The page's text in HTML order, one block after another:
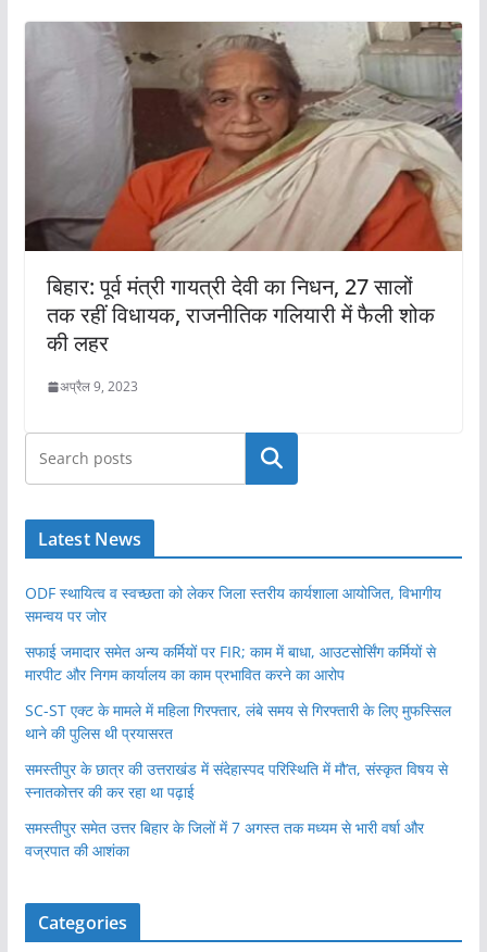
बिहार: पूर्व मंत्री गायत्री देवी का निधन, 27 सालों
तक रहीं विधायक, राजनीतिक गलियारी में फैली शोक
की लहर
अप्रैल 9, 2023
खोजें
Latest News
ODF स्थायित्व व स्वच्छता को लेकर जिला स्तरीय कार्यशाला आयोजित, विभागीय
समन्वय पर जोर
सफाई जमादार समेत अन्य कर्मियों पर FIR; काम में बाधा, आउटसोर्सिंग कर्मियों से
मारपीट और निगम कार्यालय का काम प्रभावित करने का आरोप
SC-ST एक्ट के मामले में महिला गिरफ्तार, लंबे समय से गिरफ्तारी के लिए मुफस्सिल
थाने की पुलिस थी प्रयासरत
समस्तीपुर के छात्र की उत्तराखंड में संदेहास्पद परिस्थिति में मौ’त, संस्कृत विषय से
स्नातकोत्तर की कर रहा था पढ़ाई
समस्तीपुर समेत उत्तर बिहार के जिलों में 7 अगस्त तक मध्यम से भारी वर्षा और
वज्रपात की आशंका
Categories